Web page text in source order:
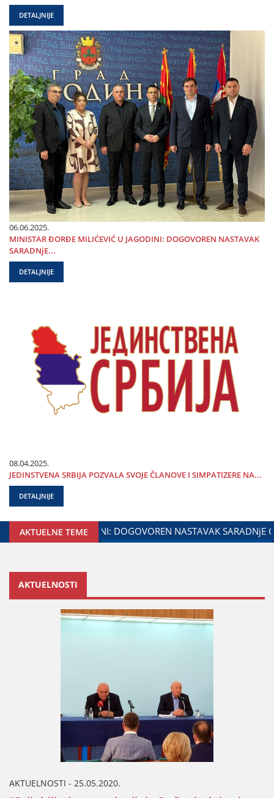
DETALJNIJE
06.06.2025.
MINISTAR ĐORĐE MILIĆEVIĆ U ЈAGODINI: DOGOVOREN NASTAVAK
SARADNjE...
DETALJNIJE
08.04.2025.
ЈEDINSTVENA SRBIЈA POZVALA SVOЈE ČLANOVE I SIMPATIZERE NA...
DETALJNIJE
AKTUELNE TEME
ZA ODNOSE SA DIЈASPOROM DALIBOR MARKOVIĆ
AKTUELNOSTI
AKTUELNOSTI - 25.05.2020.